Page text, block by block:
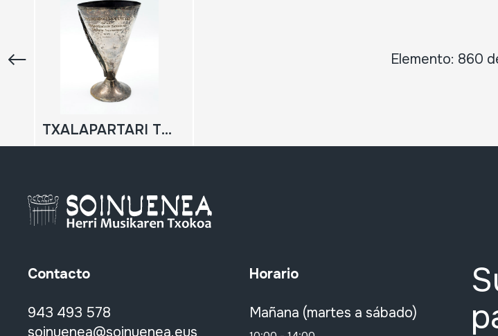
Elemento: 860
TXALAPARTARI TXAPELKETA 1971 KOPA
Contacto
943 493 578
soinuenea@soinuenea.eus
Horario
Mañana (martes a sábado)